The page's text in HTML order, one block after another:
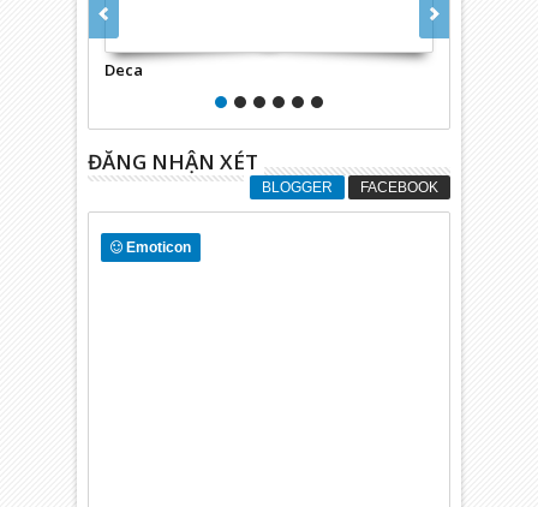
Deca
ĐĂNG NHẬN XÉT
BLOGGER FACEBOOK
Emoticon